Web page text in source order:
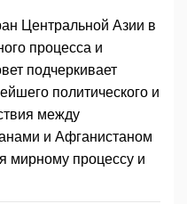
Центральной Азии в
процесса и
подчеркивает
политического и
между
и Афганистаном
мирному процессу и